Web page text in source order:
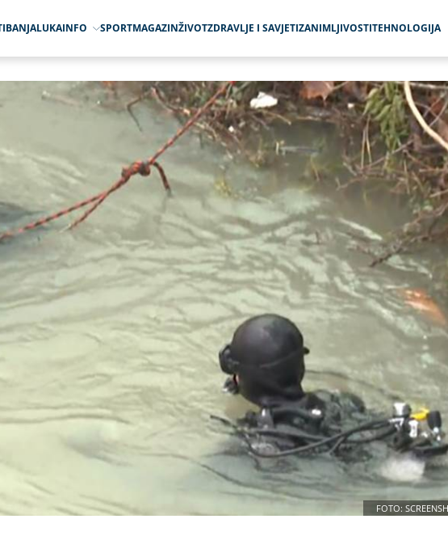
BANJALUKAINFO SPORTMAGAZINŽIVOTZDRAVLJE I SAVJETIZANIMLJIVOSTITEHNOLOGIJA
FOTO: